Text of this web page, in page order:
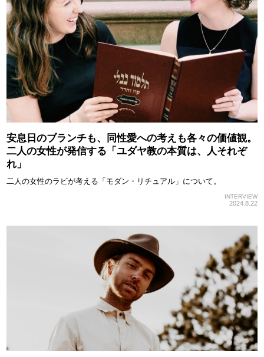
安息日のブランチも、同性愛への考えも各々の価値観。
二人の女性が発信する「ユダヤ教の本質は、人それぞ
れ」
二人の女性のラビが考える「モダン・リチュアル」について。
INTERVIEW
2024.8.22